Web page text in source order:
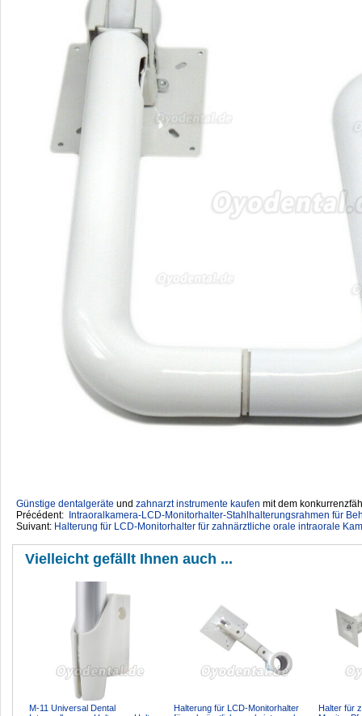
Günstige dentalgeräte ‎ und zahnarzt instrumente kaufen mit dem
Précédent: Intraoralkamera-LCD-Monitorhalter-Stahlhalterungsrahmen für
Suivant: Halterung für LCD-Monitorhalter für zahnärztliche orale intraorale
Vielleicht gefällt Ihnen auch ...
M-11 Universal Dental
Halterung für LCD-Monitorhalter
Halter für